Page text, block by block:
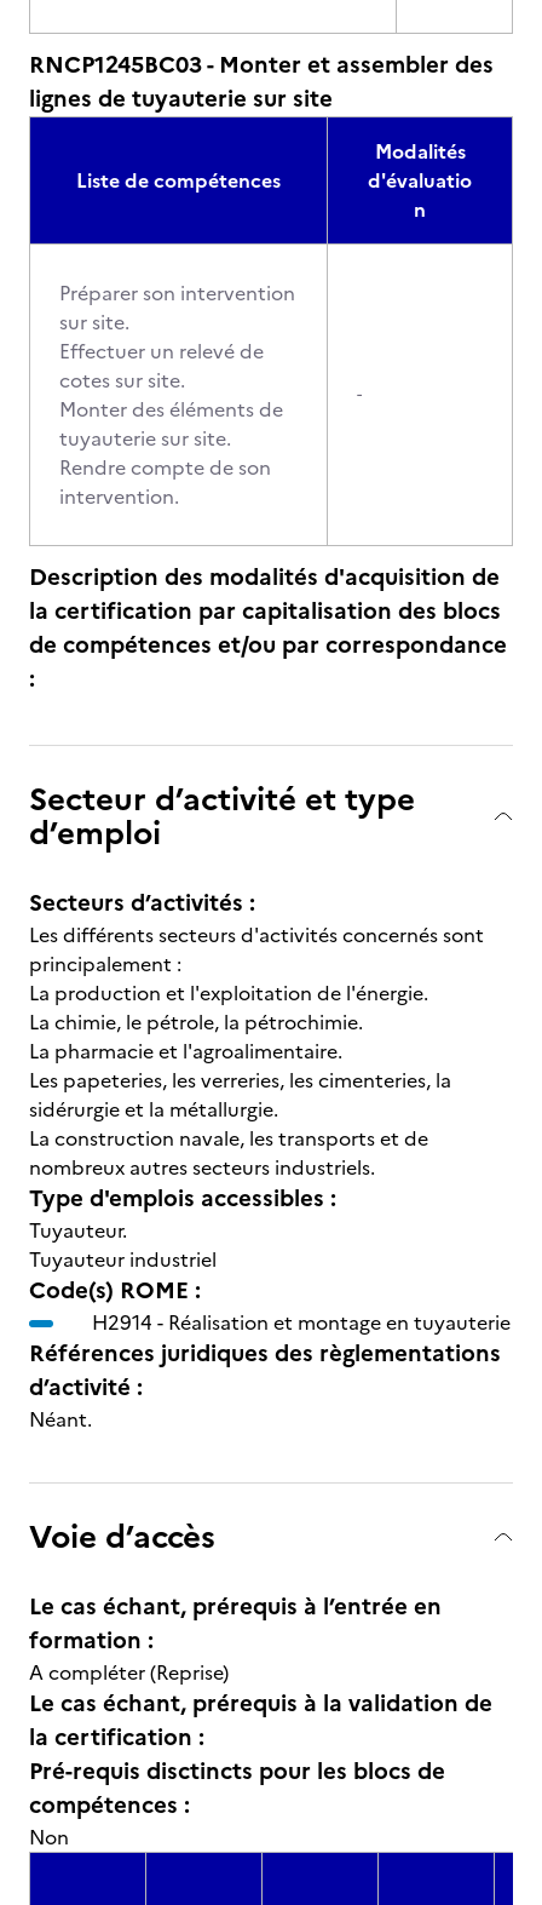
RNCP1245BC03 - Monter et assembler des
lignes de tuyauterie sur site
Liste de compétences
Modalités
d'évaluatio
n
Préparer son intervention
sur site.
Effectuer un relevé de
cotes sur site.
Monter des éléments de
tuyauterie sur site.
Rendre compte de son
intervention.
-
Description des modalités d'acquisition de
la certification par capitalisation des blocs
de compétences et/ou par correspondance
:
Secteur d’activité et type
d’emploi
Secteurs d’activités :
Les différents secteurs d'activités concernés sont
principalement :
La production et l'exploitation de l'énergie.
La chimie, le pétrole, la pétrochimie.
La pharmacie et l'agroalimentaire.
Les papeteries, les verreries, les cimenteries, la
sidérurgie et la métallurgie.
La construction navale, les transports et de
nombreux autres secteurs industriels.
Type d'emplois accessibles :
Tuyauteur.
Tuyauteur industriel
Code(s) ROME :
H2914 - Réalisation et montage en tuyauterie
Références juridiques des règlementations
d’activité :
Néant.
Voie d’accès
Le cas échant, prérequis à l’entrée en
formation :
A compléter (Reprise)
Le cas échant, prérequis à la validation de
la certification :
Pré-requis disctincts pour les blocs de
compétences :
Non